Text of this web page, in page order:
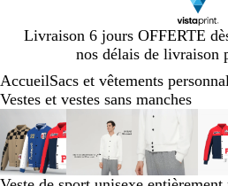
Livraison 6 jours OFFERTE
nos délais de livraison
Diapositive
1
AccueilSacs et vêtements
Vestes et vestes sans manches
zoomable
au
minimum
pour
développer
les
touches
plus
Image
zoomable
Zoom
au
minimum
Cliquez
pour
développer
Utilisez
les
touches
plus
Image
zoomable
Zoom
minimum
Cliquez
Utilisez
touches
plus
1
sur
6